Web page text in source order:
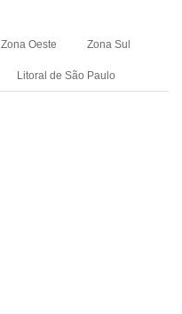
Zona Oeste Zona Sul
Litoral de São Paulo